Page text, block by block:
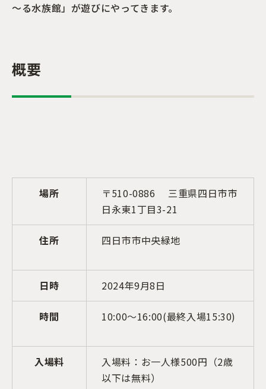
～る水族館」が遊びにやってきます。
概要
場所
〒510-0886 三重県四日市市
日永東1丁目3-21
住所 四日市市中央緑地
日時 2024年9月8日
時間 10:00～16:00(最終入場15:30)
入場料
入場料：お一人様500円（2歳
以下は無料）